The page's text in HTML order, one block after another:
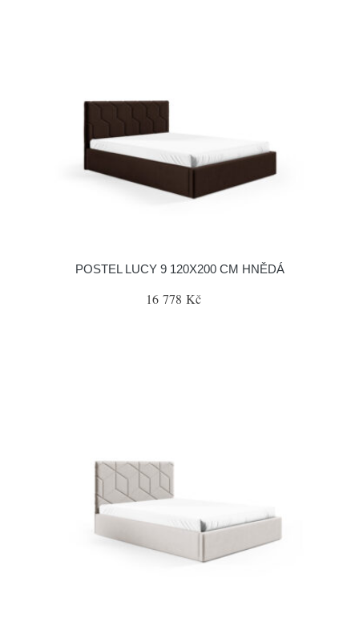
POSTEL LUCY 9 120X200 CM HNĚDÁ
16 778 Kč